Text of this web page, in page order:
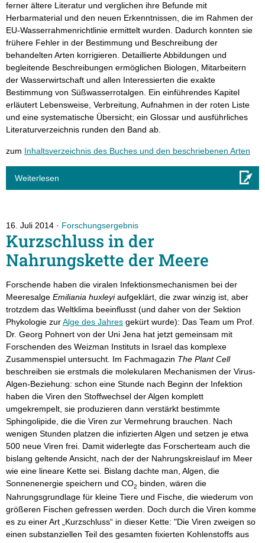
ferner ältere Literatur und verglichen ihre Befunde mit
Herbarmaterial und den neuen Erkenntnissen, die im Rahmen der
EU-Wasserrahmenrichtlinie ermittelt wurden. Dadurch konnten sie
frühere Fehler in der Bestimmung und Beschreibung der
behandelten Arten korrigieren. Detaillierte Abbildungen und
begleitende Beschreibungen ermöglichen Biologen, Mitarbeitern
der Wasserwirtschaft und allen Interessierten die exakte
Bestimmung von Süßwasserrotalgen. Ein einführendes Kapitel
erläutert Lebensweise, Verbreitung, Aufnahmen in der roten Liste
und eine systematische Übersicht; ein Glossar und ausführliches
Literaturverzeichnis runden den Band ab.
zum Inhaltsverzeichnis des Buches und den beschriebenen Arten
Weiterlesen
16. Juli 2014 Forschungsergebnis
Kurzschluss in der
Nahrungskette der Meere
Forschende haben die viralen Infektionsmechanismen bei der
Meeresalge Emiliania huxleyiaufgeklärt, die zwar winzig ist, aber
trotzdem das Weltklima beeinflusst (und daher von der Sektion
Phykologie zurAlge des Jahres gekürt wurde): Das Team um Prof.
Dr. Georg Pohnert von der Uni Jena hat jetzt gemeinsam mit
Forschenden des Weizman Instituts in Israel das komplexe
Zusammenspiel untersucht. Im Fachmagazin The Plant Cell
beschreiben sie erstmals die molekularen Mechanismen der Virus-
Algen-Beziehung: schon eine Stunde nach Beginn der Infektion
haben die Viren den Stoffwechsel der Algen komplett
umgekrempelt, sie produzieren dann verstärkt bestimmte
Sphingolipide, die die Viren zur Vermehrung brauchen. Nach
wenigen Stunden platzen die infizierten Algen und setzen je etwa
500 neue Viren frei. Damit widerlegte das Forscherteam auch die
bislang geltende Ansicht, nach der der Nahrungskreislauf im Meer
wie eine lineare Kette sei. Bislang dachte man, Algen, die
Sonnenenergie speichern und CO2 binden, wären die
Nahrungsgrundlage für kleine Tiere und Fische, die wiederum von
größeren Fischen gefressen werden. Doch durch die Viren komme
es zu einer Art „Kurzschluss“ in dieser Kette: "Die Viren zweigen so
einen substanziellen Teil des gesamten fixierten Kohlenstoffs aus